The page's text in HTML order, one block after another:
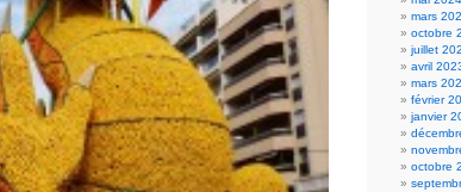
mars
octobre
juillet
avril
mars
février
janvier
octobre